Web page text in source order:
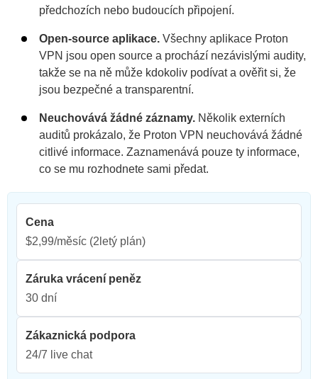
předchozích nebo budoucích připojení.
Open-source aplikace. Všechny aplikace Proton
VPN jsou open source a prochází nezávislými audity,
takže se na ně může kdokoliv podívat a ověřit si, že
jsou bezpečné a transparentní.
Neuchovává žádné záznamy. Několik externích
auditů prokázalo, že Proton VPN neuchovává žádné
citlivé informace. Zaznamenává pouze ty informace,
co se mu rozhodnete sami předat.
Cena
$2,99/měsíc (2letý plán)
Záruka vrácení peněz
30 dní
Zákaznická podpora
24/7 live chat